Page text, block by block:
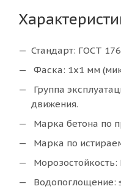
Стандарт: ГОСТ
Фаска: 1х1 мм
Группа
движения.
Марка бетона по
Марка по
Морозостойкость:
Водопоглощение: